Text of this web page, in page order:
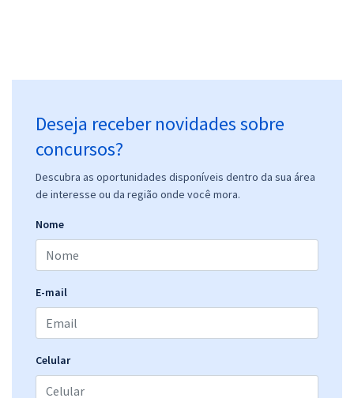
Deseja receber novidades sobre
concursos?
Descubra as oportunidades disponíveis dentro da sua área
de interesse ou da região onde você mora.
Nome
E-mail
Celular